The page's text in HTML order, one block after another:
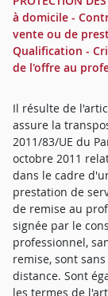
à domicile -
vente ou de
Qualification -
de l'offre au
Il résulte de
assure la
2011/83/UE du
octobre 2011
dans le cadre
prestation de
de remise au
signée par le
professionnel,
remise, sont
distance. Sont
les termes de